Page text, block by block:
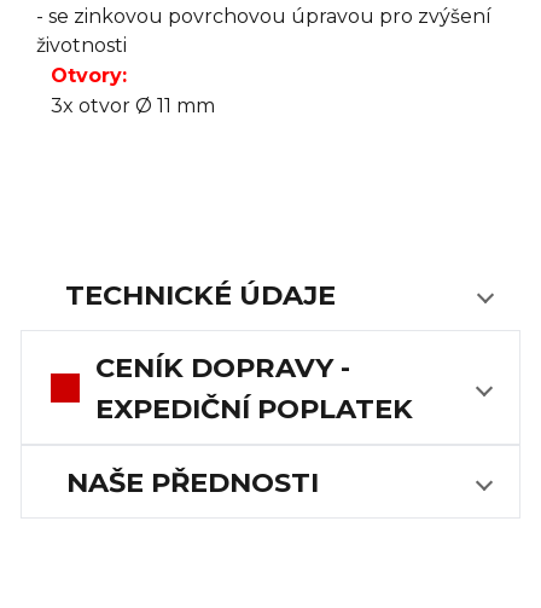
- se zinkovou povrchovou úpravou pro zvýšení
životnosti
Otvory:
3x otvor Ø 11 mm
TECHNICKÉ ÚDAJE
CENÍK DOPRAVY -
EXPEDIČNÍ POPLATEK
NAŠE PŘEDNOSTI